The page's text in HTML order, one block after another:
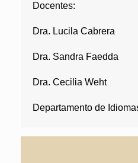
Docentes:
Dra. Lucila Cabrera
Dra. Sandra Faedda
Dra. Cecilia Weht
Departamento de